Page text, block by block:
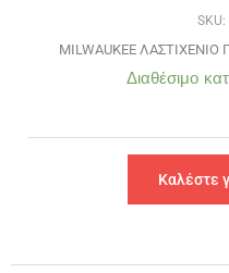
MILWAUKEE ΛΑΣΤΙΧΕΝΙΟ
Διαθέσιμο
Καλέστε